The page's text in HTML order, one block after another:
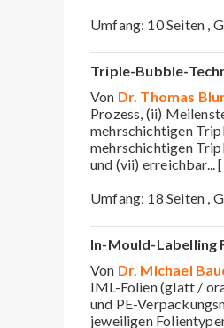
Umfang: 10 Seiten ,
Triple-Bubble-
Von Dr. Thomas
Prozess, (ii)
mehrschichtigen
mehrschichtigen
und (vii) erreichbar... [
Umfang: 18 Seiten ,
In-Mould-Labelling
Von Dr. Michael
IML-Folien (glatt /
und PE-
jeweiligen